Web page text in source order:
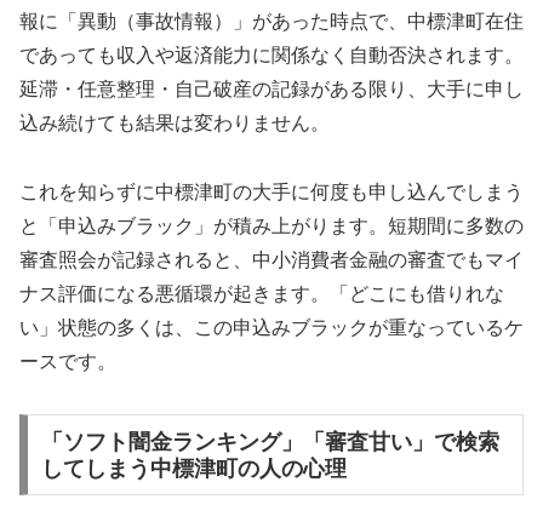
報に「異動（事故情報）」があった時点で、中標津町在住
であっても収入や返済能力に関係なく自動否決されます。
延滞・任意整理・自己破産の記録がある限り、大手に申し
込み続けても結果は変わりません。
これを知らずに中標津町の大手に何度も申し込んでしまう
と「申込みブラック」が積み上がります。短期間に多数の
審査照会が記録されると、中小消費者金融の審査でもマイ
ナス評価になる悪循環が起きます。「どこにも借りれな
い」状態の多くは、この申込みブラックが重なっているケ
ースです。
「ソフト闇金ランキング」「審査甘い」で検索
してしまう中標津町の人の心理